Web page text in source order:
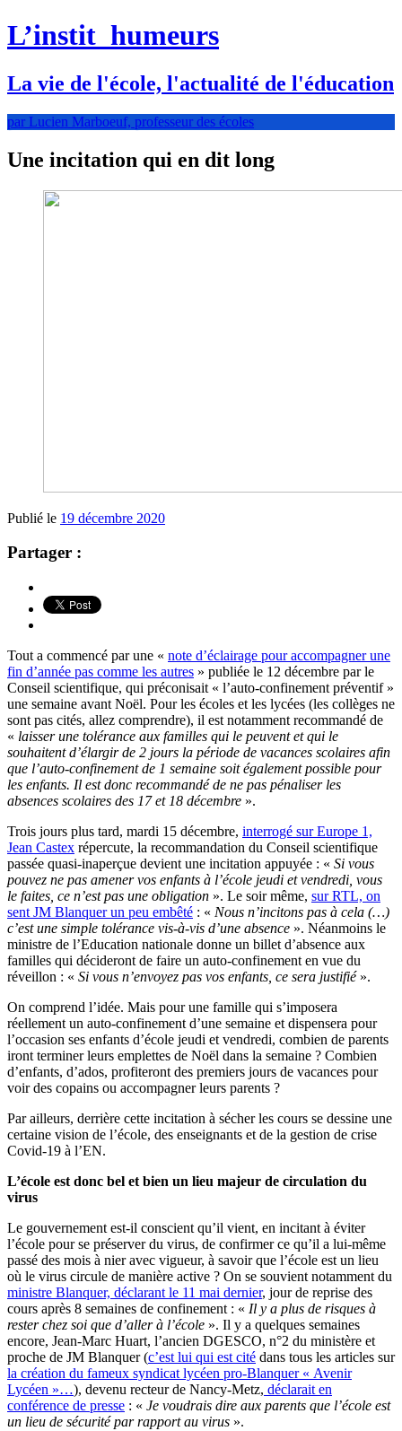
L’instit humeurs
La vie de l'école, l'actualité de l'éducation
par Lucien Marboeuf, professeur des écoles
Une incitation qui en dit long
Publié le 19 décembre 2020
Partager :
Tout a commencé par une « note d’éclairage pour accompagner une
fin d’année pas comme les autres » publiée le 12 décembre par le
Conseil scientifique, qui préconisait « l’auto-confinement préventif »
une semaine avant Noël. Pour les écoles et les lycées (les collèges ne
sont pas cités, allez comprendre), il est notamment recommandé de
« laisser une tolérance aux familles qui le peuvent et qui le
souhaitent d’élargir de 2 jours la période de vacances scolaires afin
que l’auto-confinement de 1 semaine soit également possible pour
les enfants. Il est donc recommandé de ne pas pénaliser les
absences scolaires des 17 et 18 décembre ».
Trois jours plus tard, mardi 15 décembre, interrogé sur Europe 1,
Jean Castex répercute, la recommandation du Conseil scientifique
passée quasi-inaperçue devient une incitation appuyée : « Si vous
pouvez ne pas amener vos enfants à l’école jeudi et vendredi, vous
le faites, ce n’est pas une obligation ». Le soir même, sur RTL, on
sent JM Blanquer un peu embêté : « Nous n’incitons pas à cela (…)
c’est une simple tolérance vis-à-vis d’une absence ». Néanmoins le
ministre de l’Education nationale donne un billet d’absence aux
familles qui décideront de faire un auto-confinement en vue du
réveillon : « Si vous n’envoyez pas vos enfants, ce sera justifié ».
On comprend l’idée. Mais pour une famille qui s’imposera
réellement un auto-confinement d’une semaine et dispensera pour
l’occasion ses enfants d’école jeudi et vendredi, combien de parents
iront terminer leurs emplettes de Noël dans la semaine ? Combien
d’enfants, d’ados, profiteront des premiers jours de vacances pour
voir des copains ou accompagner leurs parents ?
Par ailleurs, derrière cette incitation à sécher les cours se dessine une
certaine vision de l’école, des enseignants et de la gestion de crise
Covid-19 à l’EN.
L’école est donc bel et bien un lieu majeur de circulation du
virus
Le gouvernement est-il conscient qu’il vient, en incitant à éviter
l’école pour se préserver du virus, de confirmer ce qu’il a lui-même
passé des mois à nier avec vigueur, à savoir que l’école est un lieu
où le virus circule de manière active ? On se souvient notamment du
ministre Blanquer, déclarant le 11 mai dernier, jour de reprise des
cours après 8 semaines de confinement : « Il y a plus de risques à
rester chez soi que d’aller à l’école ». Il y a quelques semaines
encore, Jean-Marc Huart, l’ancien DGESCO, n°2 du ministère et
proche de JM Blanquer (c’est lui qui est cité dans tous les articles sur
la création du fameux syndicat lycéen pro-Blanquer « Avenir
Lycéen »…), devenu recteur de Nancy-Metz, déclarait en
conférence de presse : « Je voudrais dire aux parents que l’école est
un lieu de sécurité par rapport au virus ».